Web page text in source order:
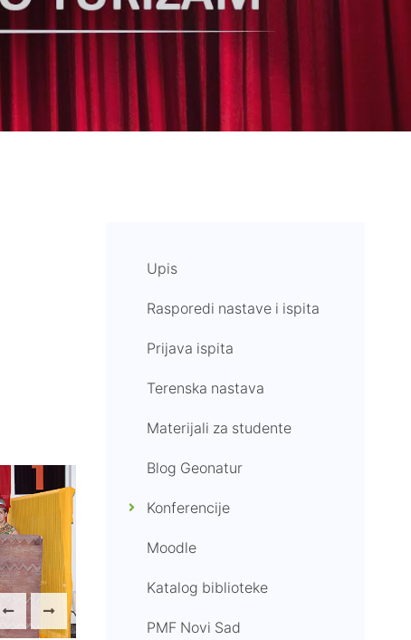
Upis
Rasporedi nastave i ispita
Prijava ispita
Terenska nastava
Materijali za studente
Blog Geonatur
Konferencije
Moodle
Katalog biblioteke
PMF Novi Sad